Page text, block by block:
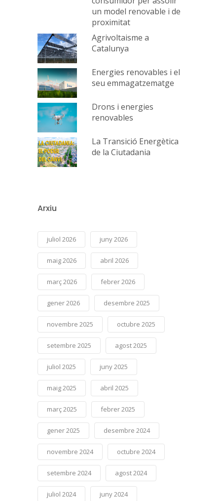
un model renovable i de
proximitat
Agrivoltaisme a
Catalunya
Energies renovables i el
seu emmagatzematge
Drons i energies
renovables
La Transició Energètica
de la Ciutadania
Arxiu
juliol 2026 juny 2026
maig 2026 abril 2026
març 2026 febrer 2026
gener 2026 desembre 2025
novembre 2025 octubre 2025
setembre 2025 agost 2025
juliol 2025 juny 2025
maig 2025 abril 2025
març 2025 febrer 2025
gener 2025 desembre 2024
novembre 2024 octubre 2024
setembre 2024 agost 2024
juliol 2024 juny 2024